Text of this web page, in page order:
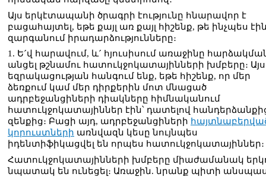
Այս երկէտապանի ծրագրի էությունը հնարավոր է
բացահայտել, եթե քայլ առ քայլ հիշենք, թե ինչպես
զարգանում իրադարձությունները։
1. Ե´վ հարավում, և´ հյուսիսում առաջինը
անցել թշնամու հատուկջոկատայինների խմբերը։ Այս
եզրակացության հանգում ենք, եթե հիշենք, որ մեր
ձեռքում կամ մեր դիրքերին մոտ մնացած
ադրբեջանցիների դիակները հիմնականում
հատուկջոկատայիններ էին՝ դատելով
զենքից։ Բացի այդ, ադրբեջանցիների
կորուստների առնվազն կեսը նույնպես
իդենտիֆիկացվել են որպես հատուկջոկատայիններ։
Հատուկջոկատայինների խմբերը միաժամանակ
նպատակ են ունեցել։ Առաջին. նրանք պիտի